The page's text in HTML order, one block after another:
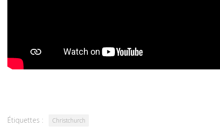
Étiquettes : Christchurch